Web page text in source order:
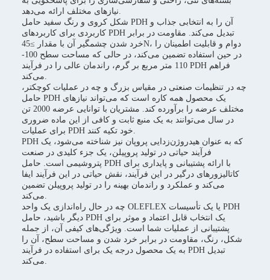
نیازهای مختلف ارائه می‌دهد.
شکل کروی و رنگ سفید حامل PDH آن را به انتخابی جذاب و
کاربردی برای کاربردهای PDH تبدیل می‌کند. مقاومت در برابر
خرد شدن چشمگیر آن با مقدار ≥45N، دوام و قابلیت اطمینان را
در حین استفاده تضمین می‌کند، در حالی که مساحت سطح 100-
110 متر مربع بر گرم، راندمان عالی را در فرآیند PDH فراهم
می‌کند.
چه در تنظیمات صنعتی در مقیاس بزرگ و چه در عملیات کوچکتر،
حامل PDH یک محصول همه کاره است که می‌تواند نیازهای
مختلف عرضه را برآورده کند. مشتریان با توانایی عرضه 2000 تن
در سال می‌توانند به یک منبع ثابت و کافی از این ماده ضروری
برای عملیات PDH خود تکیه کنند.
PDH که به عنوان هیدروژن‌زدایی پروپان نیز شناخته می‌شود، یک
فرآیند حیاتی در تولید پروپیلن، یک جزء کلیدی در صنعت
پتروشیمی است. حامل PDH با ارائه پشتیبانی و پایداری برای
کاتالیزورهای درگیر در این فرآیند، نقش حیاتی در این فرآیند ایفا
می‌کند و عملکرد و راندمان بهینه را در تولید پروپیلن تضمین
می‌کند.
چه در حال راه‌اندازی یک واحد OLEFLEX یا یک تأسیسات PDH
دیگر باشید، حامل PDH یک انتخاب قابل اعتماد و موثر برای
پشتیبانی از عملیات شما است. ویژگی‌های کیفی آن، از جمله
شکل، رنگ، مقاومت در برابر خرد شدن و مساحت سطح، آن را
به یک محصول درجه یک برای استفاده در فرآیند PDH تبدیل
می‌کند.